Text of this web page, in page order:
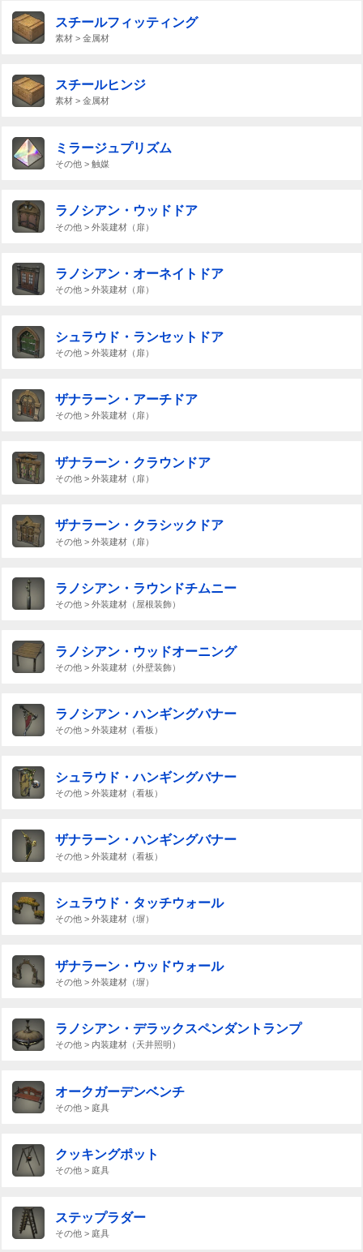
スチールフィッティング
素材 > 金属材
スチールヒンジ
素材 > 金属材
ミラージュプリズム
その他 > 触媒
ラノシアン・ウッドドア
その他 > 外装建材（扉）
ラノシアン・オーネイトドア
その他 > 外装建材（扉）
シュラウド・ランセットドア
その他 > 外装建材（扉）
ザナラーン・アーチドア
その他 > 外装建材（扉）
ザナラーン・クラウンドア
その他 > 外装建材（扉）
ザナラーン・クラシックドア
その他 > 外装建材（扉）
ラノシアン・ラウンドチムニー
その他 > 外装建材（屋根装飾）
ラノシアン・ウッドオーニング
その他 > 外装建材（外壁装飾）
ラノシアン・ハンギングバナー
その他 > 外装建材（看板）
シュラウド・ハンギングバナー
その他 > 外装建材（看板）
ザナラーン・ハンギングバナー
その他 > 外装建材（看板）
シュラウド・タッチウォール
その他 > 外装建材（塀）
ザナラーン・ウッドウォール
その他 > 外装建材（塀）
ラノシアン・デラックスペンダントランプ
その他 > 内装建材（天井照明）
オークガーデンベンチ
その他 > 庭具
クッキングポット
その他 > 庭具
ステップラダー
その他 > 庭具